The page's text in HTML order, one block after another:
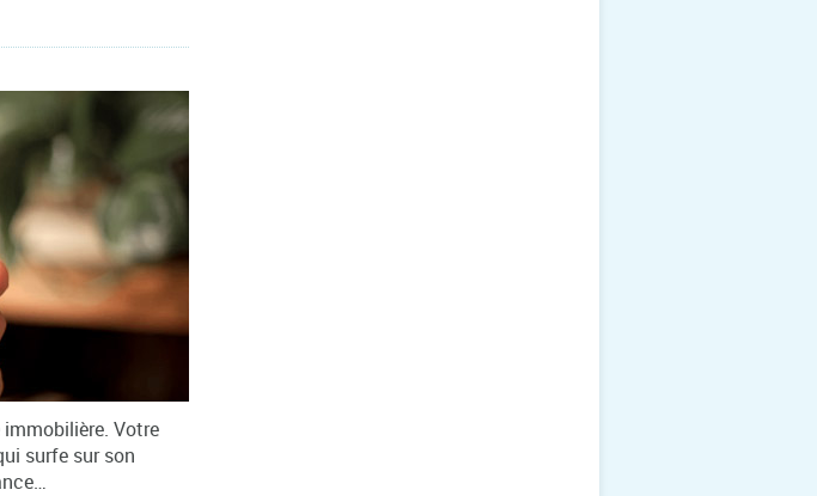
Votre
surfe sur son